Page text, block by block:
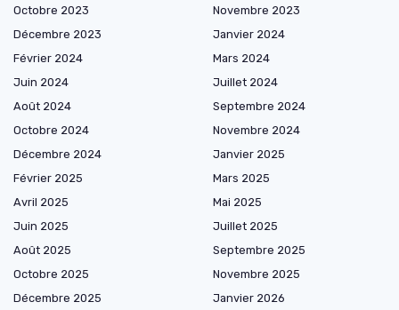
Octobre 2023
Novembre 2023
Décembre 2023
Janvier 2024
Février 2024
Mars 2024
Juin 2024
Juillet 2024
Août 2024
Septembre 2024
Octobre 2024
Novembre 2024
Décembre 2024
Janvier 2025
Février 2025
Mars 2025
Avril 2025
Mai 2025
Juin 2025
Juillet 2025
Août 2025
Septembre 2025
Octobre 2025
Novembre 2025
Décembre 2025
Janvier 2026